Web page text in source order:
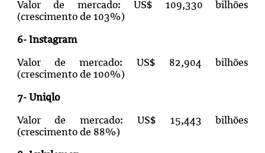
Valor de mercado: US$ 109,330 bilhões
(crescimento de 103%)
6- Instagram
Valor de mercado: US$ 82,904 bilhões
(crescimento de 100%)
7- Uniqlo
Valor de mercado: US$ 15,443 bilhões
(crescimento de 88%)